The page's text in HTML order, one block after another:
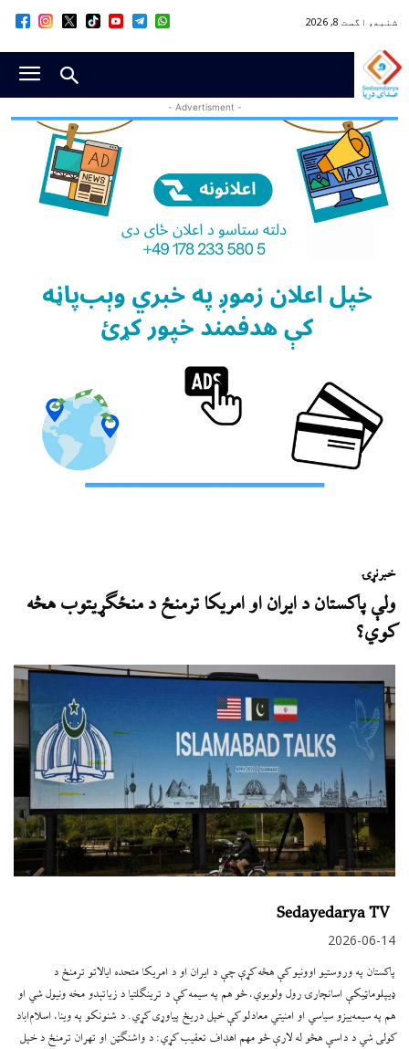
شنبه, اگست 8, 2026
- Advertisment -
خبرنړۍ
ولې پاکستان د ایران او امریکا ترمنځ د منځګړیتوب هڅه
کوي؟
Sedayedarya TV
2026-06-14
پاکستان په وروستیو اوونیو کې هڅه کړې چې د ایران او د امریکا متحده ایالاتو ترمنځ د
ډیپلوماټیکې اسانچارۍ رول ولوبوي، څو هم په سیمه کې د ترینګلتیا د زیاتېدو مخه ونیول شي او
هم په سیمه‌ییزو سیاسي او امنیتي معادلو کې خپل دریځ پیاوړی کړي. د شنونکو په وینا، اسلام‌اباد
کولی شي د داسې هڅو له لارې څو مهم اهداف تعقیب کړي: د واشنګټن او تهران ترمنځ د خپل